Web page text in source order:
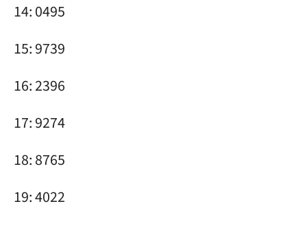
14: 0495
15: 9739
16: 2396
17: 9274
18: 8765
19: 4022